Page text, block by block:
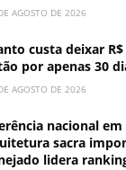
AGOSTO DE 2026
custa deixar
por apenas 30
AGOSTO DE 2026
nacional
sacra
lidera